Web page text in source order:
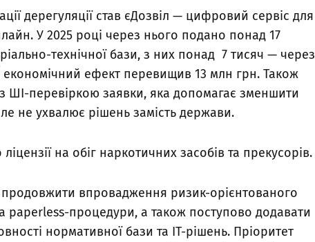
дерегуляції став єДозвіл — цифровий сервіс для
У 2025 році через нього подано понад 17
технічної бази, з них понад 7 тисяч — через
економічний ефект перевищив 13 млн грн. Також
ШІ-перевіркою заявки, яка допомагає зменшити
не ухвалює рішень замість держави.
на обіг наркотичних засобів та прекусорів.
впровадження ризик-орієнтованого
paperless-процедури, а також поступово додавати
нормативної бази та ІТ-рішень. Пріоритет